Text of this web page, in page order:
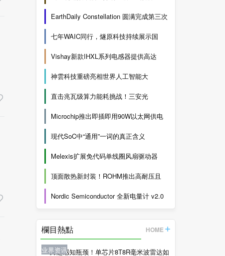
EarthDaily Constellation 圆满完成第三次
七年WAIC同行，燧原科技持续展示国
Vishay新款IHXL系列电感器提供高达
神雲科技重磅亮相世界人工智能大
直击兆瓦级算力能耗挑战！三安光
Microchip推出即插即用90W以太网供电
现代SoC中“通用”一词的真正含义
Melexis扩展免代码单线圈风扇驱动器
顶面散热新封装！ROHM推出高耐压且
Nordic Semiconductor 全新电量计 v2.0
现
欄目熱點 HOME
业界资讯